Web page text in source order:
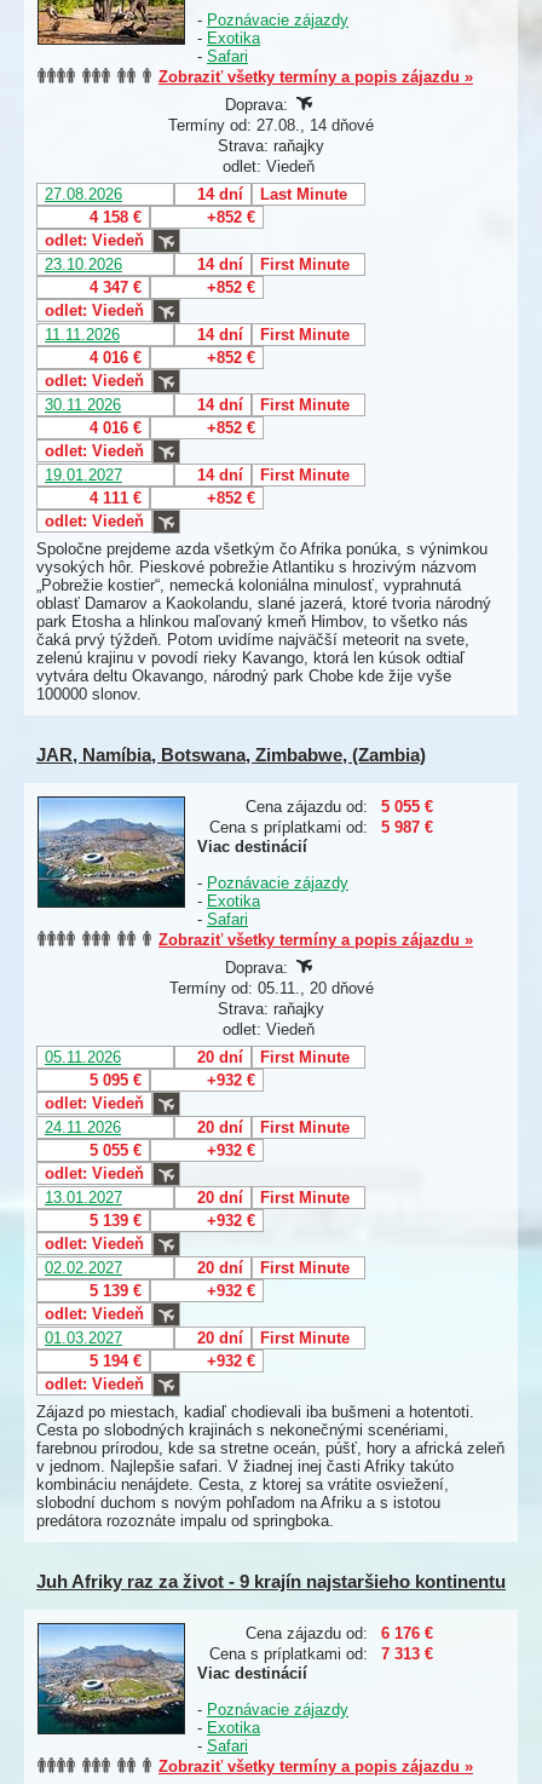
- Poznávacie zájazdy
- Exotika
- Safari
Zobraziť všetky termíny a popis zájazdu »
Doprava:
Termíny od: 27.08., 14 dňové
Strava: raňajky
odlet: Viedeň
27.08.2026
14 dní
Last Minute
4 158 €
+852 €
odlet: Viedeň
23.10.2026
14 dní
First Minute
4 347 €
+852 €
odlet: Viedeň
11.11.2026
14 dní
First Minute
4 016 €
+852 €
odlet: Viedeň
30.11.2026
14 dní
First Minute
4 016 €
+852 €
odlet: Viedeň
19.01.2027
14 dní
First Minute
4 111 €
+852 €
odlet: Viedeň
Spoločne prejdeme azda všetkým čo Afrika ponúka, s výnimkou
vysokých hôr. Pieskové pobrežie Atlantiku s hrozivým názvom
„Pobrežie kostier“, nemecká koloniálna minulosť, vyprahnutá
oblasť Damarov a Kaokolandu, slané jazerá, ktoré tvoria národný
park Etosha a hlinkou maľovaný kmeň Himbov, to všetko nás
čaká prvý týždeň. Potom uvidíme najväčší meteorit na svete,
zelenú krajinu v povodí rieky Kavango, ktorá len kúsok odtiaľ
vytvára deltu Okavango, národný park Chobe kde žije vyše
100000 slonov.
JAR, Namíbia, Botswana, Zimbabwe, (Zambia)
Cena zájazdu od:
5 055 €
Cena s príplatkami od:
5 987 €
Viac destinácií
- Poznávacie zájazdy
- Exotika
- Safari
Zobraziť všetky termíny a popis zájazdu »
Doprava:
Termíny od: 05.11., 20 dňové
Strava: raňajky
odlet: Viedeň
05.11.2026
20 dní
First Minute
5 095 €
+932 €
odlet: Viedeň
24.11.2026
20 dní
First Minute
5 055 €
+932 €
odlet: Viedeň
13.01.2027
20 dní
First Minute
5 139 €
+932 €
odlet: Viedeň
02.02.2027
20 dní
First Minute
5 139 €
+932 €
odlet: Viedeň
01.03.2027
20 dní
First Minute
5 194 €
+932 €
odlet: Viedeň
Zájazd po miestach, kadiaľ chodievali iba bušmeni a hotentoti.
Cesta po slobodných krajinách s nekonečnými scenériami,
farebnou prírodou, kde sa stretne oceán, púšť, hory a africká zeleň
v jednom. Najlepšie safari. V žiadnej inej časti Afriky takúto
kombináciu nenájdete. Cesta, z ktorej sa vrátite osviežení,
slobodní duchom s novým pohľadom na Afriku a s istotou
predátora rozoznáte impalu od springboka.
Juh Afriky raz za život - 9 krajín najstaršieho kontinentu
Cena zájazdu od:
6 176 €
Cena s príplatkami od:
7 313 €
Viac destinácií
- Poznávacie zájazdy
- Exotika
- Safari
Zobraziť všetky termíny a popis zájazdu »